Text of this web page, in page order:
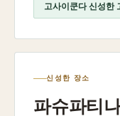
고사이쿤다 신성한
신성한 장소
파슈파티